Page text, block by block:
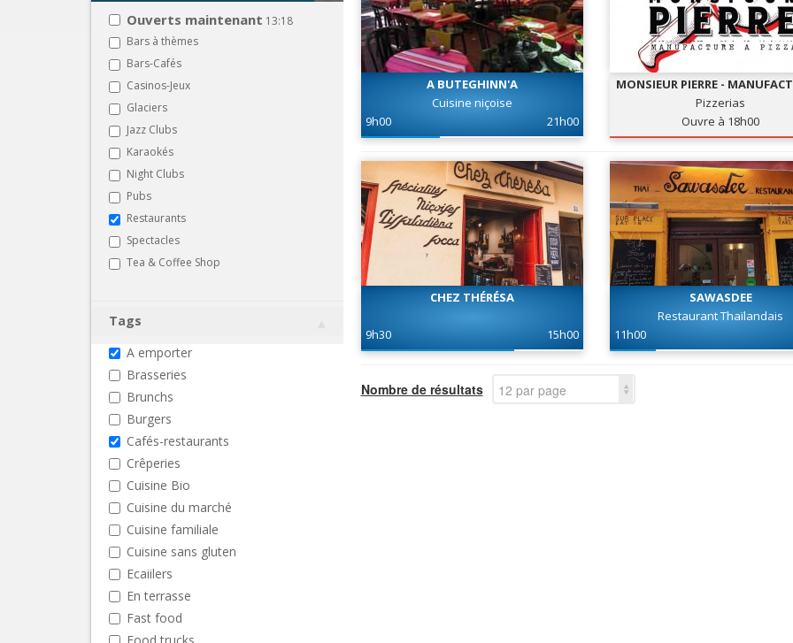
Ouverts maintenant 13:18
Bars à thèmes
Bars-Cafés
Casinos-Jeux
Glaciers
Jazz Clubs
Karaokés
Night Clubs
Pubs
Restaurants
Spectacles
Tea & Coffee Shop
Tags
A emporter
Brasseries
Brunchs
Burgers
Cafés-restaurants
Crêperies
Cuisine Bio
Cuisine du marché
Cuisine familiale
Cuisine sans gluten
Ecaiilers
En terrasse
Fast food
Food trucks
A BUTEGHINN'A
Cuisine niçoise
9h00
21h00
MONSIEUR PIERRE -
PIZZA
Pizzerias
Ouvre à 18h00
CHEZ THÉRÉSA
9h30 15h00
SAWASDEE
Restaurant Thaïlandais
11h00
Nombre de résultats 12 par page